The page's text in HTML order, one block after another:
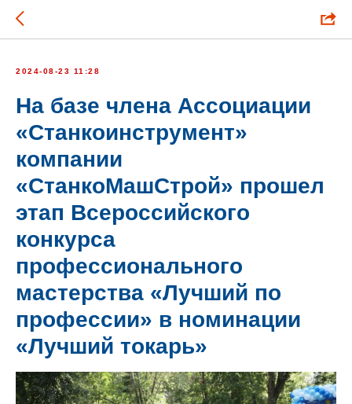
2024-08-23 11:28
На базе члена Ассоциации
«Станкоинструмент»
компании
«СтанкоМашСтрой» прошел
этап Всероссийского
конкурса
профессионального
мастерства «Лучший по
профессии» в номинации
«Лучший токарь»